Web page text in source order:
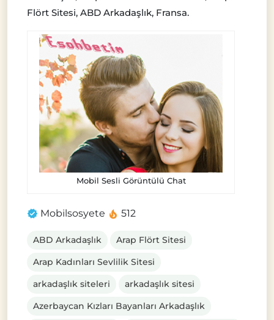
Flört Sitesi, ABD Arkadaşlık, Fransa.
Mobil Sesli Görüntülü Chat
Mobilsosyete 512
ABD Arkadaşlık
Arap Flört Sitesi
Arap Kadınları Sevlilik Sitesi
arkadaşlık siteleri
arkadaşlık sitesi
Azerbaycan Kızları Bayanları Arkadaşlık